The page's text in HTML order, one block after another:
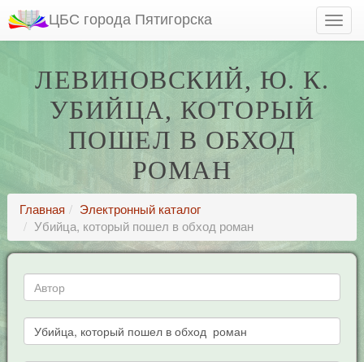
ЦБС города Пятигорска
ЛЕВИНОВСКИЙ, Ю. К.
УБИЙЦА, КОТОРЫЙ
ПОШЕЛ В ОБХОД
РОМАН
Главная
Электронный каталог
Убийца, который пошел в обход роман